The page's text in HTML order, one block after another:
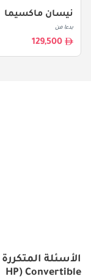
نيسان ماكسيما
بدءا من
129,500
HP) Convertible